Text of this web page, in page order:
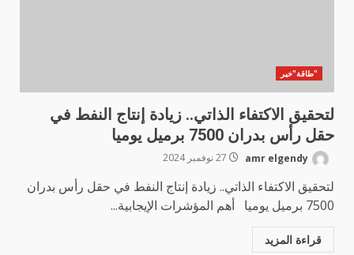
"طاقة"خير
لتحقيق الاكتفاء الذاتي.. زيادة إنتاج النفط في
حقل رأس بدران 7500 برميل يوميا
لتحقيق الاكتفاء الذاتي.. زيادة إنتاج النفط في حقل رأس بدران
7500 برميل يوميا أهم المؤشرات الإيجابية...
قراءة المزيد